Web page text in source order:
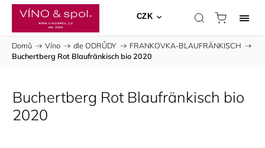
CZK
Domů / Víno / dle ODRŮDY / FRANKOVKA-BLAUFRÄNKISCH /
Buchertberg Rot Blaufränkisch bio 2020
Buchertberg Rot Blaufränkisch bio
2020